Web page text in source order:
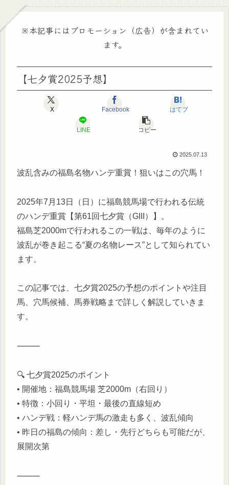
※本記事にはプロモーション（広告）が含まれてい
ます。
【七夕賞2025予想】
X Facebook はてブ
LINE コピー
2025.07.13
波乱含みの福島名物ハンデ重賞！狙いはこの穴馬！
2025年7月13日（日）に福島競馬場で行われる伝統
のハンデ重賞【第61回七夕賞（GIII）】。
福島芝2000mで行われるこの一戦は、毎年のように
波乱が巻き起こる“夏の名物レース”として知られてい
ます。
この記事では、七夕賞2025の予想のポイントや注目
馬、穴馬候補、馬券戦略まで詳しく解説していきま
す。
⸻
🔍 七夕賞2025のポイント
• 開催地：福島競馬場 芝2000m（右回り）
• 特徴：小回り・平坦・最後の直線短め
• ハンデ戦：軽ハンデ馬の激走も多く、波乱傾向
• 昨日の福島の傾向：差し・先行どちらも可能だが、
展開次第
⸻